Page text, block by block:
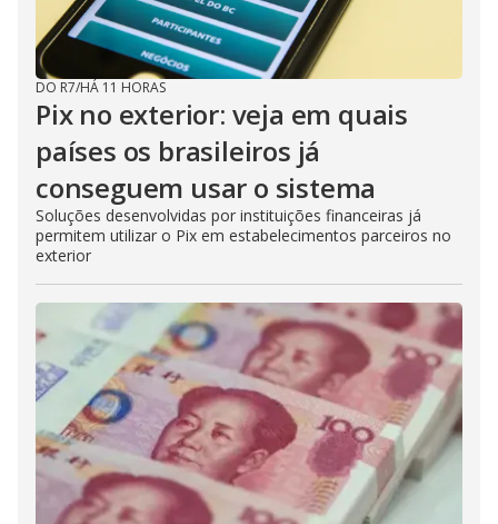
DO R7/HÁ 11 HORAS
Pix no exterior: veja em quais
países os brasileiros já
conseguem usar o sistema
Soluções desenvolvidas por instituições financeiras já
permitem utilizar o Pix em estabelecimentos parceiros no
exterior